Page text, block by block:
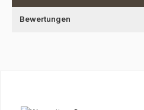
Bewertungen